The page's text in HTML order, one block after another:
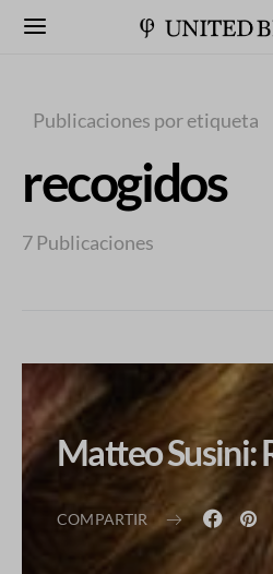
Publicaciones por etiqueta
recogidos
7 Publicaciones
Matteo Susini:
COMPARTIR